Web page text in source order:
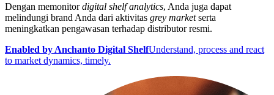
Dengan memonitordigital shelf analytics, Anda juga dapat
melindungi brand Anda dari aktivitas grey marketserta
meningkatkan pengawasan terhadap distributor resmi.
Enabled by Anchanto Digital ShelfUnderstand, process and react
to market dynamics, timely.